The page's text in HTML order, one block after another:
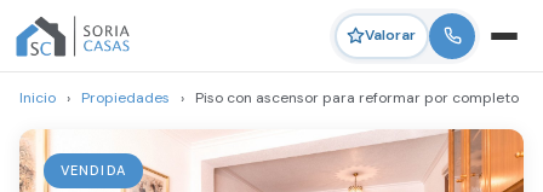
Valorar
Inicio › Propiedades › Piso con ascensor para reformar por completo
VENDIDA